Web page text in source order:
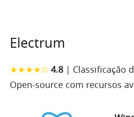
Electrum
★★★★✩ 4.8 | Classificação
Open-source com recursos